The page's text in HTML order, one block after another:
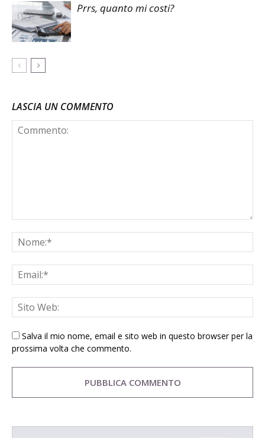
Prrs, quanto mi costi?
LASCIA UN COMMENTO
Salva il mio nome, email e sito web in questo browser per la
prossima volta che commento.